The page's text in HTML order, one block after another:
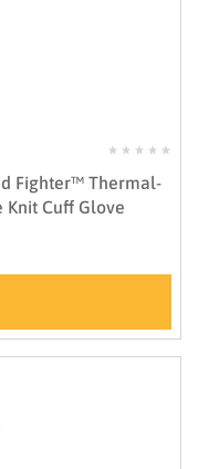
Fighter™ Thermal-
Knit Cuff Glove